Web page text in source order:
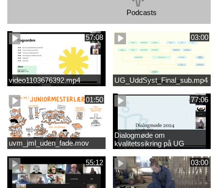
Podcasts
57:08
video1103676392.mp4
03:00
UG_UddSyst_Final_sub.mp4
01:50
uvm_jml_uden_fade.mov
77:06
Dialogmøde om
kvalitetssikring på UG
55:12 03:00